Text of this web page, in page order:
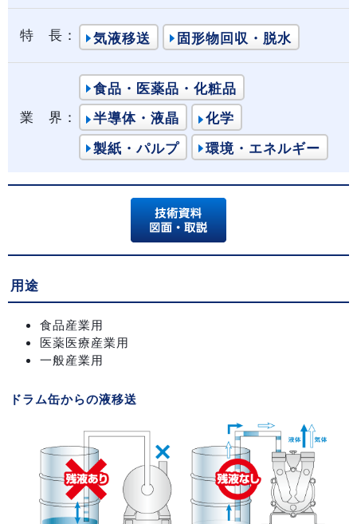
特 長： 気液移送 固形物回収・脱水
業 界：
食品・医薬品・化粧品
半導体・液晶
化学
製紙・パルプ
環境・エネルギー
用途
食品産業用
医薬医療産業用
一般産業用
ドラム缶からの液移送